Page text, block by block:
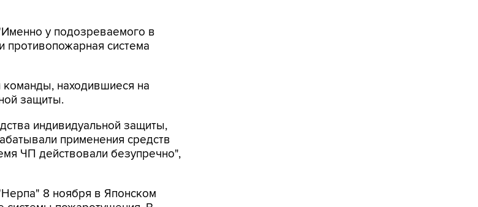
у подозреваемого в
система
находившиеся на
защиты.
индивидуальной защиты,
применения средств
ЧП действовали безупречно",
8 ноября в Японском